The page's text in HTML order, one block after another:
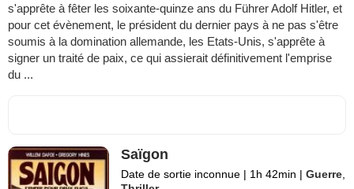
s'apprête à fêter les soixante-quinze ans du Führer Adolf Hitler, et
pour cet évènement, le président du dernier pays à ne pas s'être
soumis à la domination allemande, les Etats-Unis, s'apprête à
signer un traité de paix, ce qui assierait définitivement l'emprise
du ...
Saïgon
Date de sortie inconnue | 1h 42min | Guerre